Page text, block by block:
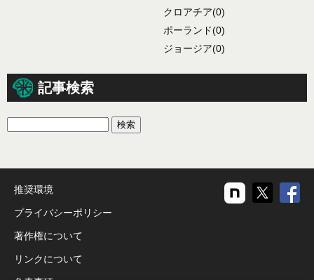
クロアチア(0)
ポーランド(0)
ジョージア(0)
記事検索
推奨環境
プライバシーポリシー
著作権について
リンクについて